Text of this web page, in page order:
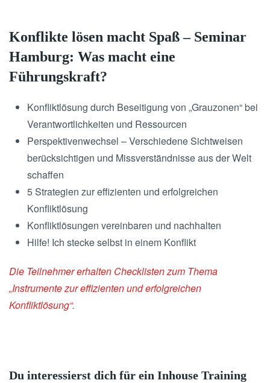
Konflikte lösen macht Spaß – Seminar
Hamburg: Was macht eine
Führungskraft?
Konfliktlösung durch Beseitigung von „Grauzonen“ bei
Verantwortlichkeiten und Ressourcen
Perspektivenwechsel – Verschiedene Sichtweisen
berücksichtigen und Missverständnisse aus der Welt
schaffen
5 Strategien zur effizienten und erfolgreichen
Konfliktlösung
Konfliktlösungen vereinbaren und nachhalten
Hilfe! Ich stecke selbst in einem Konflikt
Die Teilnehmer erhalten Checklisten zum Thema
„Instrumente zur effizienten und erfolgreichen
Konfliktlösung“.
Du interessierst dich für ein Inhouse Training